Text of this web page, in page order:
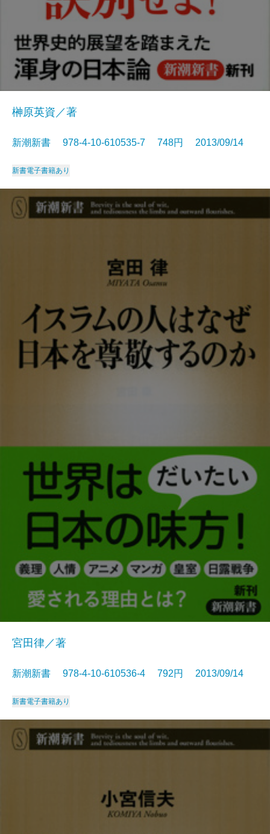
榊原英資／著
新潮新書 978-4-10-610535-7 748円 2013/09/14
新書電子書籍あり
宮田律／著
新潮新書 978-4-10-610536-4 792円 2013/09/14
新書電子書籍あり